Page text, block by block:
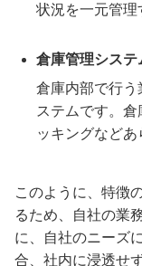
状況を一元管理
倉庫管理システ
倉庫内部で行う
ステムです。
ッキングなどあ
このように、特徴
るため、自社の業
に、自社のニーズ
合、社内に浸透せ